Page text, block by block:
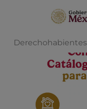
Derechohabientes